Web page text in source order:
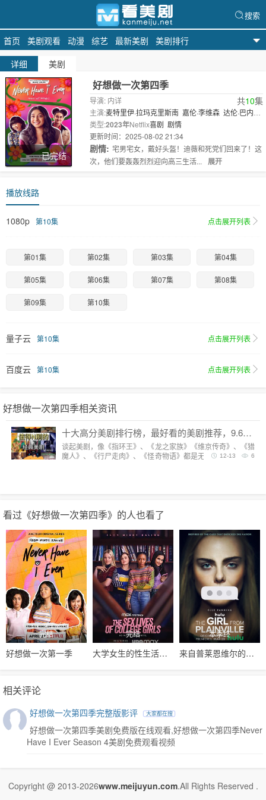
首页 美剧观看 动漫 综艺 最新美剧 美剧排行
搜索
详细 美剧
已完结
好想做一次第四季
共10集
导演: 内详
主演:麦特里伊·拉玛克里斯南 嘉伦·李维森 达伦·巴内
特 迈克尔·西米诺 普娜·贾甘纳坦
娜·杨 芮查·..
类型:2023年Netflix喜剧 剧情
更新时间：2025-08-02 21:34
剧情: 宅男宅女，戴好头盔！迪薇和死党们回来了！这
次，他们要轰轰烈烈迎向高三生活...
展开
播放线路
1080p 第10集 点击展开列表
第01集 第02集 第03集 第04集
第05集 第06集 第07集 第08集
第09集 第10集
量子云 第10集 点击展开列表
百度云 第10集 点击展开列表
好想做一次第四季相关资讯
十大高分美剧排行榜，最好看的美剧推荐，9.6分神剧扎堆
谈起美剧，像《指环王》、《龙之家族》《维京传奇》、《猎
魔人》、《行尸走肉》、《怪奇物语》都是无法复制的经典，
6
12-13
看过《好想做一次第四季》的人也看了
完结
好想做一次第一季
完结
大学女生的性生活第一季
本季终
来自普莱恩维尔的女孩第一季
相关评论
好想做一次第四季完整版影评 大家都在搜
好想做一次第四季美剧免费版在线观看,好想做一次第四季Never
Have I Ever Season 4美剧免费观看视频
Copyright @ 2013-2026www.meijuyun.com.All Rights Reserved .